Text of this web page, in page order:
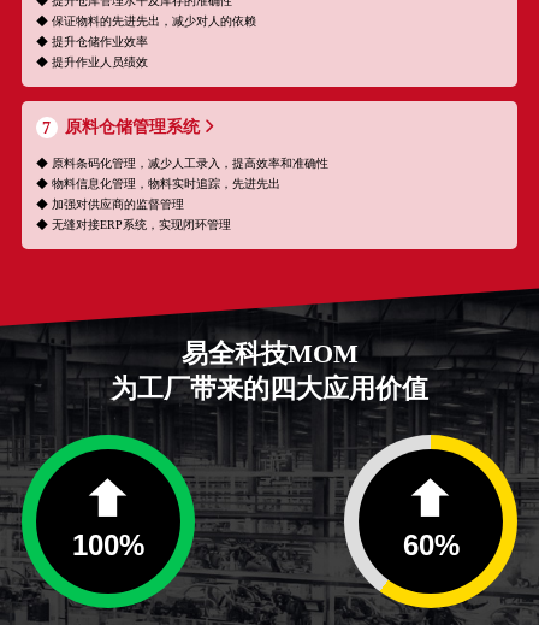
◆ 保证物料的先进先出，减少对人的依赖
◆ 提升仓储作业效率
◆ 提升作业人员绩效
7 原料仓储管理系统
◆ 原料条码化管理，减少人工录入，提高效率和准确性
◆ 物料信息化管理，物料实时追踪，先进先出
◆ 加强对供应商的监督管理
◆ 无缝对接ERP系统，实现闭环管理
易全科技MOM
为工厂带来的四大应用价值
100% 60%